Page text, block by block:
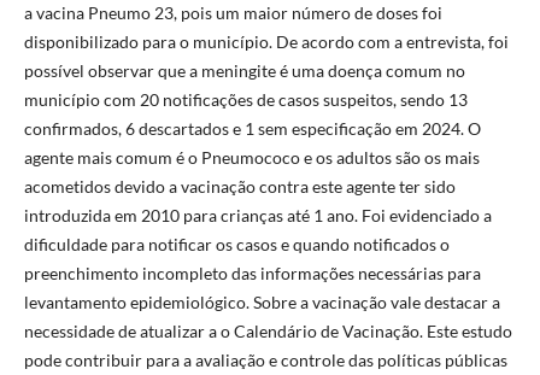
a vacina Pneumo 23, pois um maior número de doses foi
disponibilizado para o município. De acordo com a entrevista, foi
possível observar que a meningite é uma doença comum no
município com 20 notificações de casos suspeitos, sendo 13
confirmados, 6 descartados e 1 sem especificação em 2024. O
agente mais comum é o Pneumococo e os adultos são os mais
acometidos devido a vacinação contra este agente ter sido
introduzida em 2010 para crianças até 1 ano. Foi evidenciado a
dificuldade para notificar os casos e quando notificados o
preenchimento incompleto das informações necessárias para
levantamento epidemiológico. Sobre a vacinação vale destacar a
necessidade de atualizar a o Calendário de Vacinação. Este estudo
pode contribuir para a avaliação e controle das políticas públicas